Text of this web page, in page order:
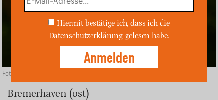
Foto: Depositphotos
Bremerhaven (ost)
Hiermit bestätige ich, dass ich die
Datenschutzerklärung gelesen habe.